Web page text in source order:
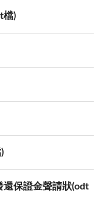
檔)
還保證金聲請狀(odt